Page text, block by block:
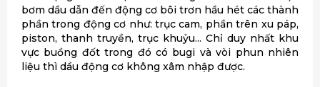
bơm dầu dẫn đến động cơ bôi trơn hầu hét các thành
phần trong động cơ như: trục cam, phần trên xu páp,
piston, thanh truyền, trục khuỷu... Chỉ duy nhất khu
vực buồng đốt trong đó có bugi và vòi phun nhiên
liệu thì dầu động cơ không xâm nhập được.